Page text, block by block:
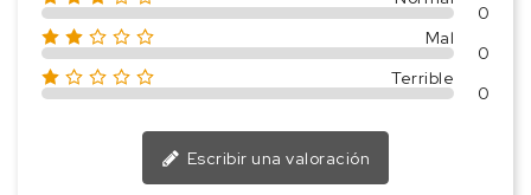
0
Mal
0
Terrible
0
Escribir una valoración